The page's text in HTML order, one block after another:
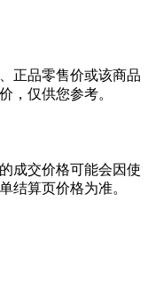
正品零售价或该商品
，仅供您参考。
成交价格可能会因使
结算页价格为准。